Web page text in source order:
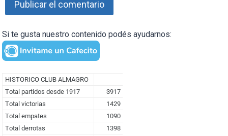
Si te gusta nuestro contenido podés ayudarnos: